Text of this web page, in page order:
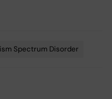
Spectrum Disorder